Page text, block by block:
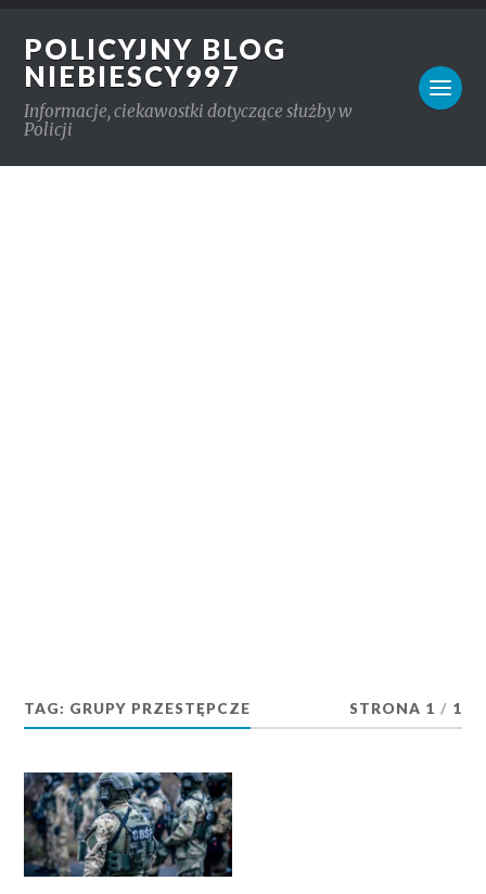
POLICYJNY BLOG
NIEBIESCY997
Informacje, ciekawostki dotyczące służby w
Policji
TAG: GRUPY PRZESTĘPCZE STRONA 1 / 1